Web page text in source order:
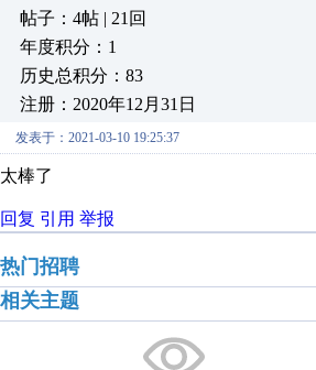
帖子：4帖 | 21回
年度积分：1
历史总积分：83
注册：2020年12月31日
发表于：2021-03-10 19:25:37
太棒了
回复 引用 举报
热门招聘
相关主题